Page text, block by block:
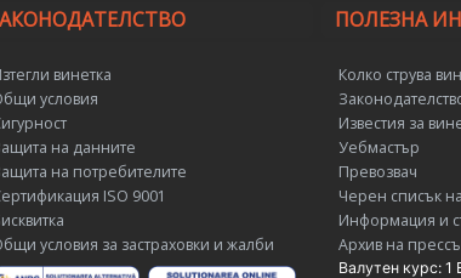
винетка
условия
на данните
на потребителите
ISO 9001
условия за застраховки и жалби
ПОЛЕЗНА
Колко струва
Известия за
Уебмастър
Превозвач
Черен списък
Информация и
Архив на
Валутен курс: 1